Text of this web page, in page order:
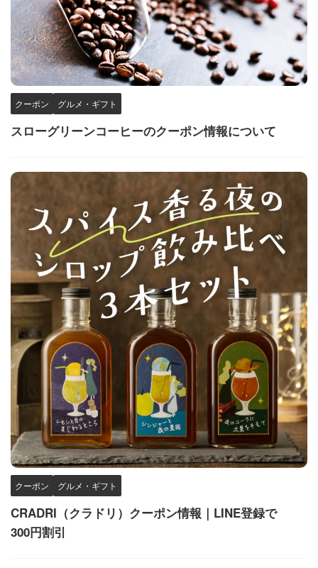
クーポン グルメ・ギフト
スローグリーンコーヒーのクーポン情報について
クーポン グルメ・ギフト
CRADRI（クラドリ）クーポン情報｜LINE登録で
300円割引